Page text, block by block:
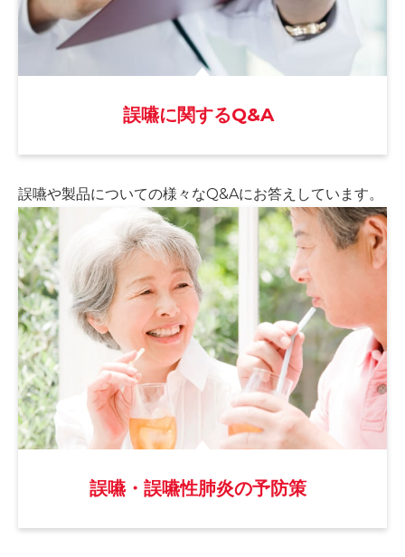
誤嚥に関するQ&A
誤嚥や製品についての様々なQ&Aにお答えしています。
誤嚥・誤嚥性肺炎の予防策